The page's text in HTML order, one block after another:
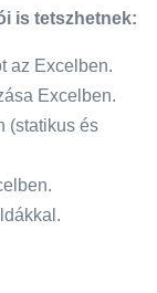
is tetszhetnek:
az Excelben.
Excelben.
(statikus és